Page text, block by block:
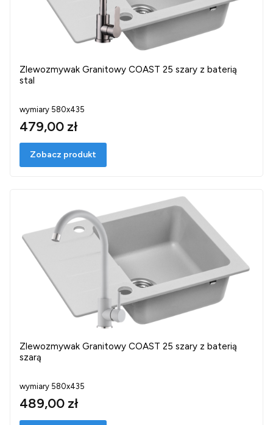
Zlewozmywak Granitowy COAST 25 szary z baterią
stal
wymiary 580x435
479,00 zł
Zobacz produkt
Zlewozmywak Granitowy COAST 25 szary z baterią
szarą
wymiary 580x435
489,00 zł